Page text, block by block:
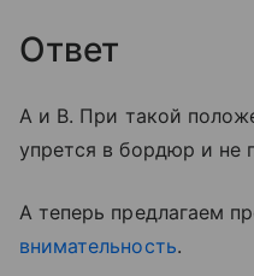
Ответ
А и В. При такой
упрется в бордюр и не
А теперь предлагаем
внимательность.